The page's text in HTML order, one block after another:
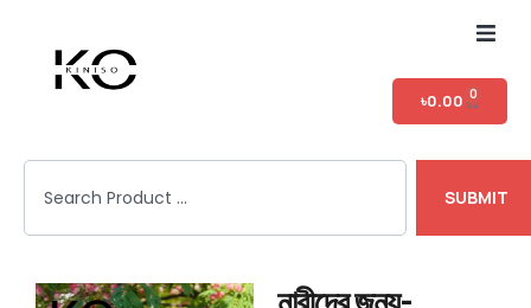
৳0.00 0
SUBMIT